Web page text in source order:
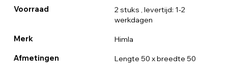
Voorraad 2 stuks , levertijd: 1-2
werkdagen
Merk Himla
Afmetingen Lengte 50 x breedte 50